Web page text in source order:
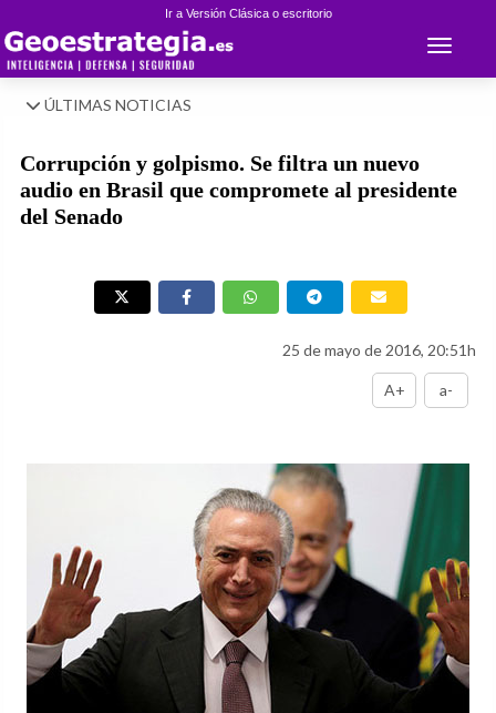
Ir a Versión Clásica o escritorio
Toggle
ÚLTIMAS NOTICIAS
Corrupción y golpismo. Se filtra un nuevo
audio en Brasil que compromete al presidente
del Senado
25 de mayo de 2016, 20:51h
A+ a-